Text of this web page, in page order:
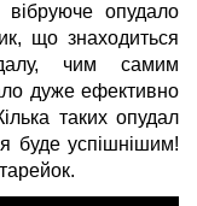
вібруюче опудало
що знаходиться
чим самим
дуже ефективно
таких опудал
буде успішнішим!